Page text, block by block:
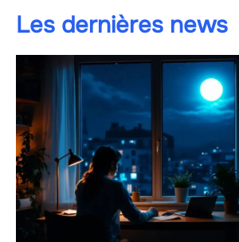
Les dernières news